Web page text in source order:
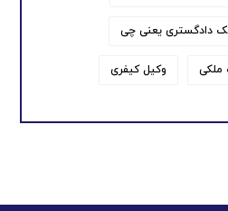
دادگستری یعنی چی
ملکی وکیل کیفری